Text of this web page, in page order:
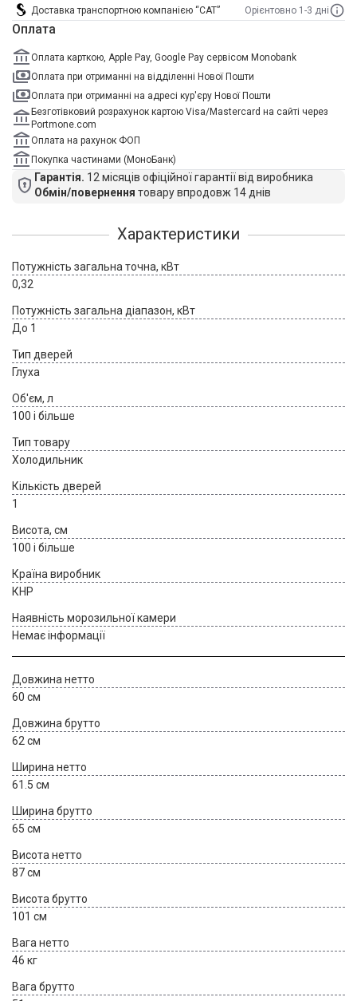
Доставка транспортною компанією “САТ” Орієнтовно 1-3 дні
Оплата
Оплата карткою, Apple Pay, Google Pay сервісом Monobank
Оплата при отриманні на відділенні Нової Пошти
Оплата при отриманні на адресі кур'єру Нової Пошти
Безготівковий розрахунок картою Visa/Mastercard на сайті через
Portmone.com
Оплата на рахунок ФОП
Покупка частинами (МоноБанк)
Гарантія. 12 місяців офіційної гарантії від виробника
Обмін/повернення товару впродовж 14 днів
Характеристики
Потужність загальна точна, кВт
0,32
Потужність загальна діапазон, кВт
До 1
Тип дверей
Глуха
Об'єм, л
100 і більше
Тип товару
Холодильник
Кількість дверей
1
Висота, см
100 і більше
Країна виробник
КНР
Наявність морозильної камери
Немає інформації
Довжина нетто
60 см
Довжина брутто
62 см
Ширина нетто
61.5 см
Ширина брутто
65 см
Висота нетто
87 см
Висота брутто
101 см
Вага нетто
46 кг
Вага брутто